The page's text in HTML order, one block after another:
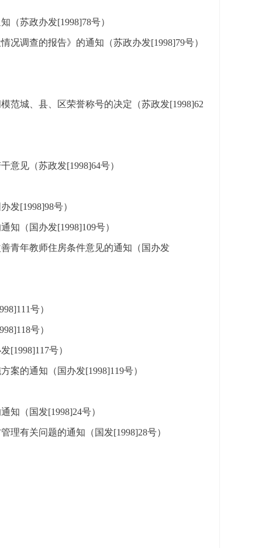
（苏政办发[1998]78号）
调查的报告》的通知（苏政办发[1998]79号）
范城、县、区荣誉称号的决定（苏政发[1998]62
意见（苏政发[1998]64号）
发[1998]98号）
知（国办发[1998]109号）
青年教师住房条件意见的通知（国办发
号）
号）
[1998]117号）
案的通知（国办发[1998]119号）
知（国发[1998]24号）
理有关问题的通知（国发[1998]28号）